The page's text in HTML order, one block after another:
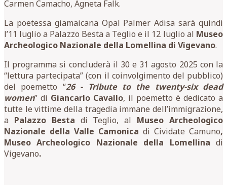
Carmen Camacho, Agneta Falk.
La poetessa giamaicana Opal Palmer Adisa sarà quindi
l’11 luglio a Palazzo Besta a Teglio e il 12 luglio al Museo
Archeologico Nazionale della Lomellina di Vigevano.
Il programma si concluderà il 30 e 31 agosto 2025 con la
“lettura partecipata” (con il coinvolgimento del pubblico)
del poemetto “26 - Tribute to the twenty-six dead
women” di Giancarlo Cavallo, il poemetto è dedicato a
tutte le vittime della tragedia immane dell’immigrazione,
a Palazzo Besta di Teglio, al Museo Archeologico
Nazionale della Valle Camonica di Cividate Camuno,
Museo Archeologico Nazionale della Lomellina di
Vigevano.